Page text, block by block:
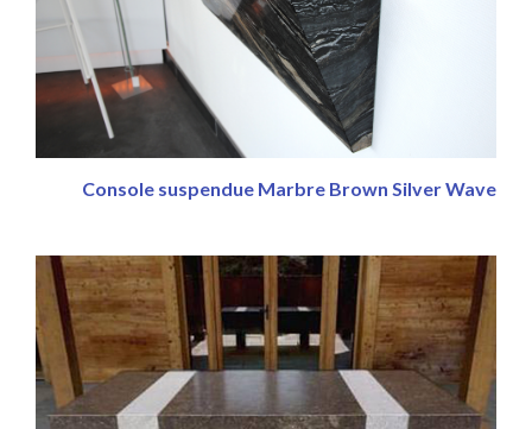
Console suspendue Marbre Brown Silver Wave